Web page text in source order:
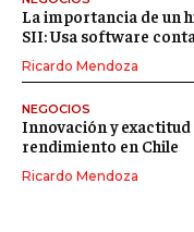
La importancia de un
SII: Usa software
Ricardo Mendoza
NEGOCIOS
Innovación y exactitud
rendimiento en Chile
Ricardo Mendoza